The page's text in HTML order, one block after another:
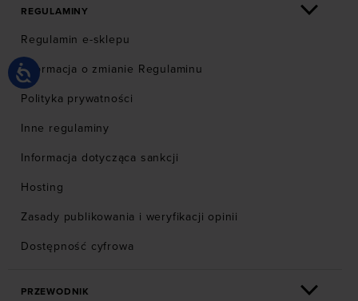
REGULAMINY
Regulamin e-sklepu
Informacja o zmianie Regulaminu
Polityka prywatności
Inne regulaminy
Informacja dotycząca sankcji
Hosting
Zasady publikowania i weryfikacji opinii
Dostępność cyfrowa
PRZEWODNIK